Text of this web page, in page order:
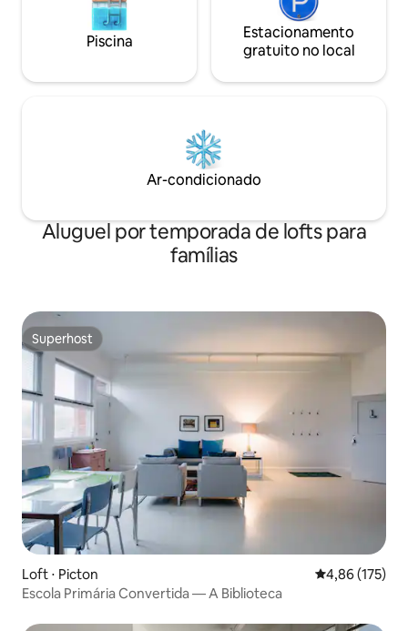
Piscina
Estacionamento
gratuito no local
Ar-condicionado
Aluguel por temporada de lofts para
famílias
Superhost
Superhost
Loft ⋅ Picton 4,86 de uma
4,86 (175)
Escola Primária Convertida — A Biblioteca